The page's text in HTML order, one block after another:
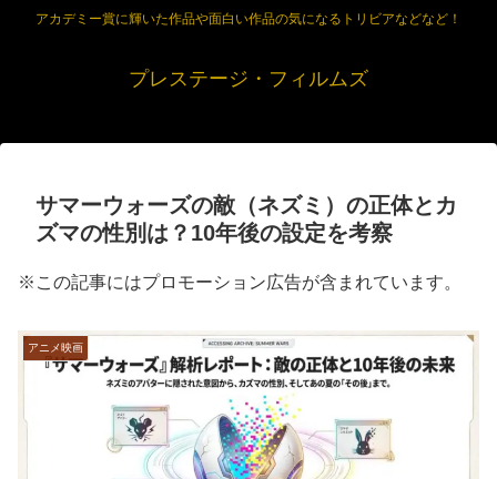
アカデミー賞に輝いた作品や面白い作品の気になるトリビアなどなど！
プレステージ・フィルムズ
サマーウォーズの敵（ネズミ）の正体とカ
ズマの性別は？10年後の設定を考察
※この記事にはプロモーション広告が含まれています。
アニメ映画